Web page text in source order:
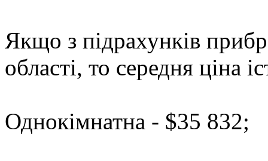
Якщо з підрахунків
області, то середня ціна
Однокімнатна - $35 832;